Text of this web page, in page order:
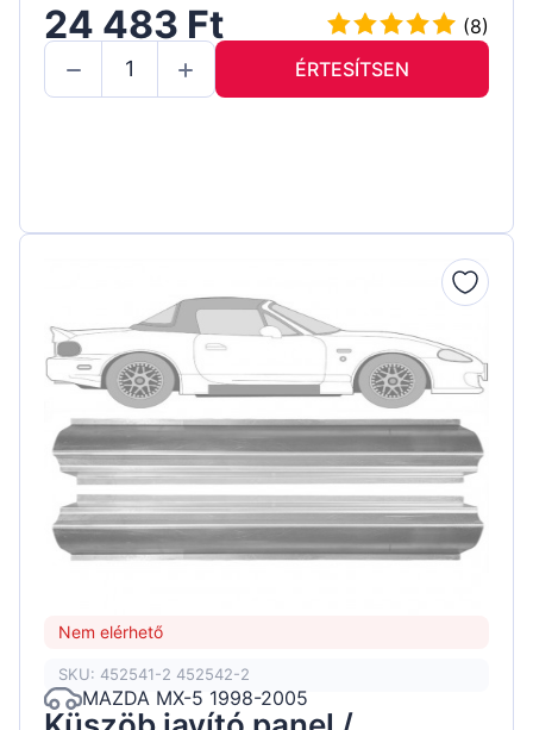
24 483 Ft
(8)
ÉRTESÍTSEN
Nem elérhető
SKU: 452541-2 452542-2
MAZDA MX-5 1998-2005